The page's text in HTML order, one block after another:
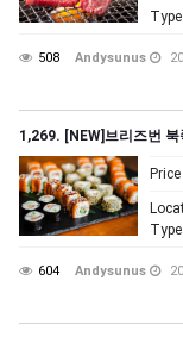
Type
508 Andysunus
Price
Type
604 Andysunus